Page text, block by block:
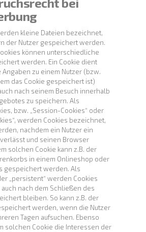
kleine Dateien bezeichnet,
der Nutzer gespeichert werden.
können unterschiedliche
werden. Ein Cookie dient
Angaben zu einem Nutzer (bzw.
das Cookie gespeichert ist)
nach seinem Besuch innerhalb
zu speichern. Als
bzw. „Session-Cookies“ oder
werden Cookies bezeichnet,
nachdem ein Nutzer ein
und seinen Browser
solchen Cookie kann z.B. der
in einem Onlineshop oder
gespeichert werden. Als
„persistent“ werden Cookies
nach dem Schließen des
bleiben. So kann z.B. der
werden, wenn die Nutzer
Tagen aufsuchen. Ebenso
solchen Cookie die Interessen der